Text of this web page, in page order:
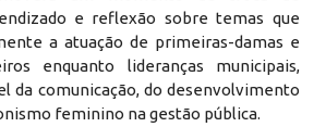
e reflexão sobre temas que
a atuação de primeiras-damas e
enquanto lideranças municipais,
da comunicação, do desenvolvimento
feminino na gestão pública.